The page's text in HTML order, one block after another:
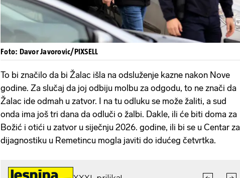
Foto: Davor Javorovic/PIXSELL
To bi značilo da bi Žalac išla na odsluženje kazne nakon Nove
godine. Za slučaj da joj odbiju molbu za odgodu, to ne znači da
Žalac ide odmah u zatvor. I na tu odluku se može žaliti, a sud
onda ima još tri dana da odluči o žalbi. Dakle, ili će biti doma za
Božić i otići u zatvor u siječnju 2026. godine, ili bi se u Centar za
dijagnostiku u Remetincu mogla javiti do idućeg četvrtka.